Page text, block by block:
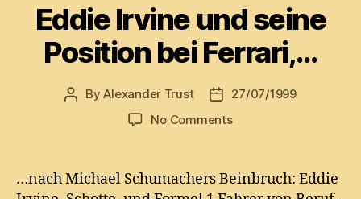
Eddie Irvine und seine
Position bei Ferrari,…
PostByAlexander Trust
Post27/07/1999
No Commentson
und
seine
…nach Michael Schumachers Beinbruch: Eddie